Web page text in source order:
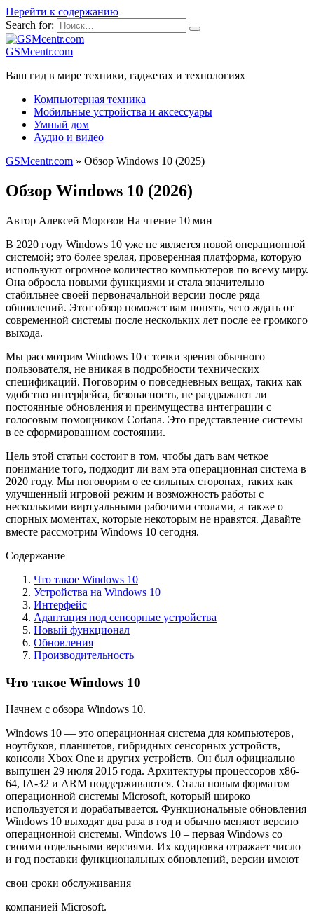
Перейти к содержанию
Search for:
GSMcentr.com
Ваш гид в мире техники, гаджетах и технологиях
Компьютерная техника
Мобильные устройства и аксессуары
Умный дом
Аудио и видео
GSMcentr.com » Обзор Windows 10 (2025)
Обзор Windows 10 (2026)
Автор Алексей Морозов На чтение 10 мин
В 2020 году Windows 10 уже не является новой операционной
системой; это более зрелая, проверенная платформа, которую
используют огромное количество компьютеров по всему миру.
Она обросла новыми функциями и стала значительно
стабильнее своей первоначальной версии после ряда
обновлений. Этот обзор поможет вам понять, чего ждать от
современной системы после нескольких лет после ее громкого
выхода.
Мы рассмотрим Windows 10 с точки зрения обычного
пользователя, не вникая в подробности технических
спецификаций. Поговорим о повседневных вещах, таких как
удобство интерфейса, безопасность, не раздражают ли
постоянные обновления и преимущества интеграции с
голосовым помощником Cortana. Это представление системы
в ее сформированном состоянии.
Цель этой статьи состоит в том, чтобы дать вам четкое
понимание того, подходит ли вам эта операционная система в
2020 году. Мы поговорим о ее сильных сторонах, таких как
улучшенный игровой режим и возможность работы с
несколькими виртуальными рабочими столами, а также о
спорных моментах, которые некоторым не нравятся. Давайте
вместе рассмотрим Windows 10 сегодня.
Содержание
Что такое Windows 10
Устройства на Windows 10
Интерфейс
Адаптация под сенсорные устройства
Новый функционал
Обновления
Производительность
Что такое Windows 10
Начнем с обзора Windows 10.
Windows 10 — это операционная система для компьютеров,
ноутбуков, планшетов, гибридных сенсорных устройств,
консоли Xbox One и других устройств. Он был официально
выпущен 29 июля 2015 года. Архитектуры процессоров x86-
64, IA-32 и ARM поддерживаются. Стала новым форматом
операционной системы Microsoft, который широко
используется и дорабатывается. Функциональные обновления
Windows 10 выходят два раза в год и обычно меняют версию
операционной системы. Windows 10 – первая Windows со
своими отдельными версиями. Их кодировка отражает число
и год поставки функциональных обновлений, версии имеют
свои сроки обслуживания
компанией Microsoft.